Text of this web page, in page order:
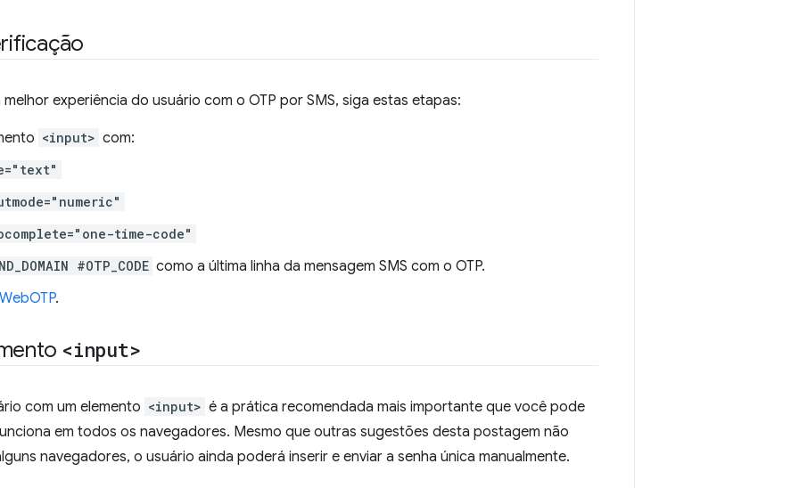
experiência do usuário com o OTP por SMS, siga estas etapas:
<input> com:
time-code"
#OTP_CODE como a última linha da mensagem SMS com o OTP.
.
<input>
com um elemento <input> é a prática recomendada mais importante que você pode
em todos os navegadores. Mesmo que outras sugestões desta postagem não
navegadores, o usuário ainda poderá inserir e enviar a senha única manualmente.